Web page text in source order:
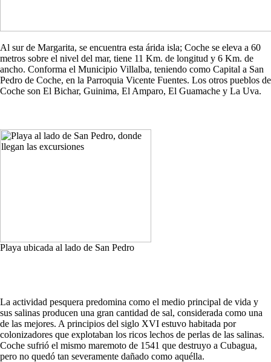
Al sur de Margarita, se encuentra esta árida isla; Coche se eleva a 60
metros sobre el nivel del mar, tiene 11 Km. de longitud y 6 Km. de
ancho. Conforma el Municipio Villalba, teniendo como Capital a San
Pedro de Coche, en la Parroquia Vicente Fuentes. Los otros pueblos de
Coche son El Bichar, Guinima, El Amparo, El Guamache y La Uva.
Playa ubicada al lado de San Pedro
La actividad pesquera predomina como el medio principal de vida y
sus salinas producen una gran cantidad de sal, considerada como una
de las mejores. A principios del siglo XVI estuvo habitada por
colonizadores que explotaban los ricos lechos de perlas de las salinas.
Coche sufrió el mismo maremoto de 1541 que destruyo a Cubagua,
pero no quedó tan severamente dañado como aquélla.